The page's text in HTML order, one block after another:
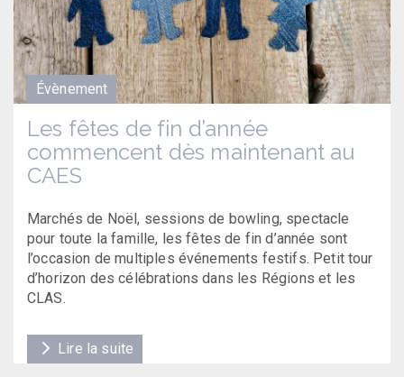
Évènement
Les fêtes de fin d’année
commencent dès maintenant au
CAES
Marchés de Noël, sessions de bowling, spectacle
pour toute la famille, les fêtes de fin d’année sont
l’occasion de multiples événements festifs. Petit tour
d’horizon des célébrations dans les Régions et les
CLAS.
Lire la suite